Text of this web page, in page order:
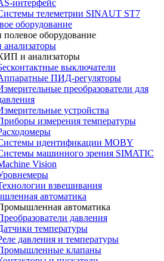
интерфейс
телеметрии SINAUT ST7
оборудование
оборудование
и анализаторы
выключатели
ПИД-регуляторы
преобразователи для
устройства
измерения температуры
идентификации MOBY
машинного зрения SIMATIC
Vision
взвешивания
автоматика
автоматика
давления
температуры
давления и температуры
клапаны